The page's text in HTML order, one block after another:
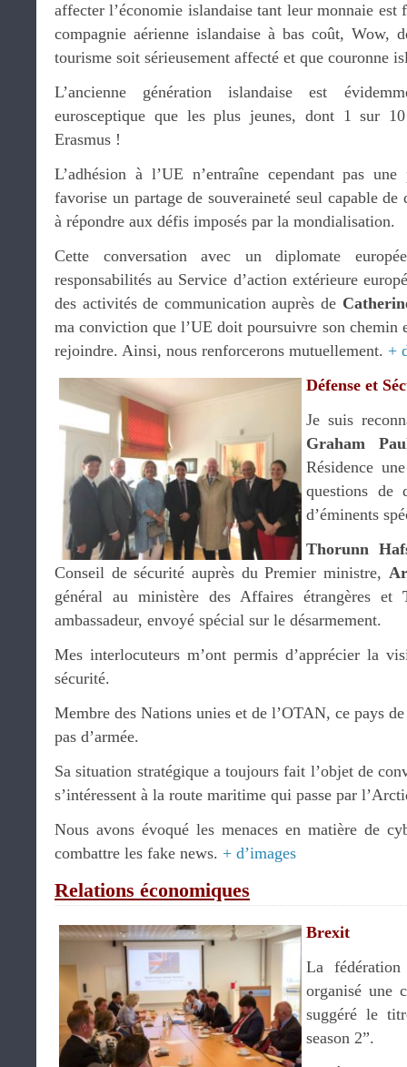
affecter l’économie islandaise tant leur monnaie
compagnie aérienne islandaise à bas coût, Wow,
tourisme soit sérieusement affecté et que couronne
L’ancienne génération islandaise est
eurosceptique que les plus jeunes, dont 1 sur
Erasmus !
L’adhésion à l’UE n’entraîne cependant pas
favorise un partage de souveraineté seul capable de
à répondre aux défis imposés par la mondialisation.
Cette conversation avec un diplomate
responsabilités au Service d’action extérieure
des activités de communication auprès de
ma conviction que l’UE doit poursuivre son chemin
rejoindre. Ainsi, nous renforcerons mutuellement. +
Défense et
Je suis
Graham
Résidence
questions de
d’éminents
Thorunn
Conseil de sécurité auprès du Premier ministre,
général au ministère des Affaires étrangères et
ambassadeur, envoyé spécial sur le désarmement.
Mes interlocuteurs m’ont permis d’apprécier la
sécurité.
Membre des Nations unies et de l’OTAN, ce pays
pas d’armée.
Sa situation stratégique a toujours fait l’objet de
s’intéressent à la route maritime qui passe par
Nous avons évoqué les menaces en matière de
combattre les fake news. + d’images
Relations économiques
Brexit
La
organisé une
suggéré le
season 2”.